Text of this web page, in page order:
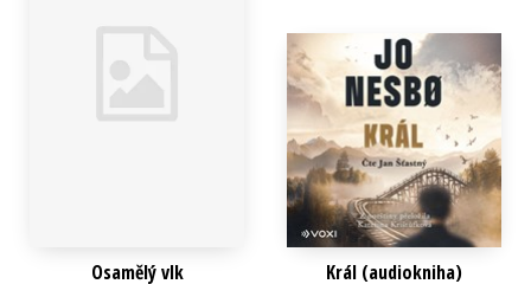
Osamělý vlk Král (audiokniha)